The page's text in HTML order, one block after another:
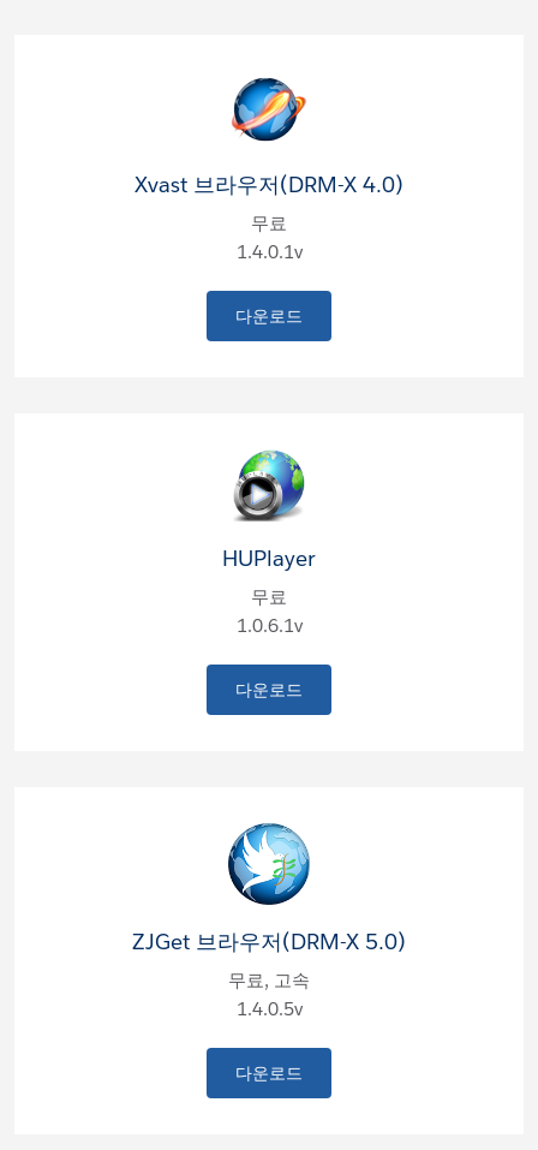
Xvast 브라우저(DRM-X 4.0)
무료
1.4.0.1v
다운로드
HUPlayer
무료
1.0.6.1v
다운로드
ZJGet 브라우저(DRM-X 5.0)
무료, 고속
1.4.0.5v
다운로드